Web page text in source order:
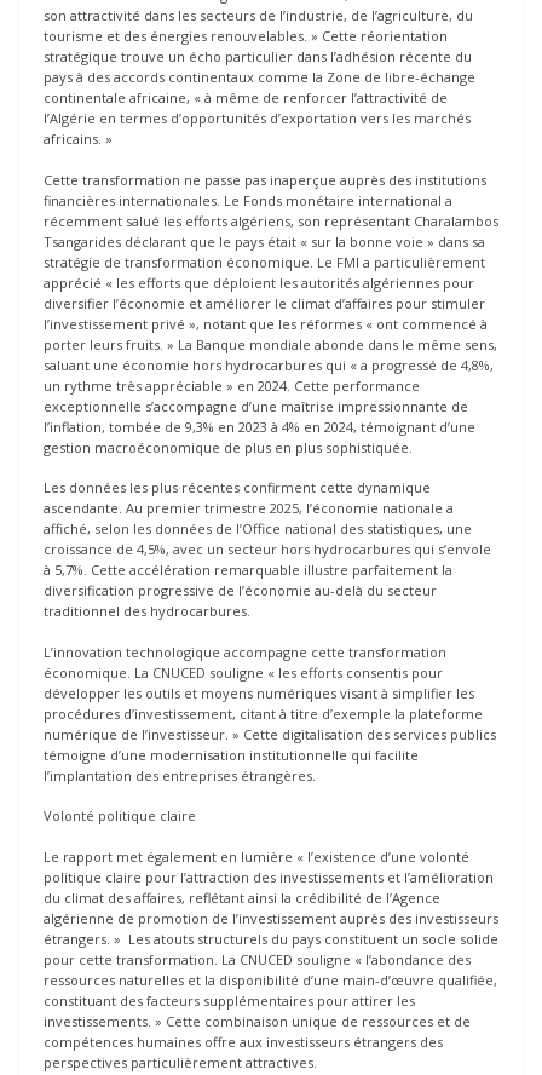
son attractivité dans les secteurs de l’industrie, de l’agriculture, du
tourisme et des énergies renouvelables. » Cette réorientation
stratégique trouve un écho particulier dans l’adhésion récente du
pays à des accords continentaux comme la Zone de libre-échange
continentale africaine, « à même de renforcer l’attractivité de
l’Algérie en termes d’opportunités d’exportation vers les marchés
africains. »
Cette transformation ne passe pas inaperçue auprès des institutions
financières internationales. Le Fonds monétaire international a
récemment salué les efforts algériens, son représentant Charalambos
Tsangarides déclarant que le pays était « sur la bonne voie » dans sa
stratégie de transformation économique. Le FMI a particulièrement
apprécié « les efforts que déploient les autorités algériennes pour
diversifier l’économie et améliorer le climat d’affaires pour stimuler
l’investissement privé », notant que les réformes « ont commencé à
porter leurs fruits. » La Banque mondiale abonde dans le même sens,
saluant une économie hors hydrocarbures qui « a progressé de 4,8%,
un rythme très appréciable » en 2024. Cette performance
exceptionnelle s’accompagne d’une maîtrise impressionnante de
l’inflation, tombée de 9,3% en 2023 à 4% en 2024, témoignant d’une
gestion macroéconomique de plus en plus sophistiquée.
Les données les plus récentes confirment cette dynamique
ascendante. Au premier trimestre 2025, l’économie nationale a
affiché, selon les données de l’Office national des statistiques, une
croissance de 4,5%, avec un secteur hors hydrocarbures qui s’envole
à 5,7%. Cette accélération remarquable illustre parfaitement la
diversification progressive de l’économie au-delà du secteur
traditionnel des hydrocarbures.
L’innovation technologique accompagne cette transformation
économique. La CNUCED souligne « les efforts consentis pour
développer les outils et moyens numériques visant à simplifier les
procédures d’investissement, citant à titre d’exemple la plateforme
numérique de l’investisseur. » Cette digitalisation des services publics
témoigne d’une modernisation institutionnelle qui facilite
l’implantation des entreprises étrangères.
Volonté politique claire
Le rapport met également en lumière « l’existence d’une volonté
politique claire pour l’attraction des investissements et l’amélioration
du climat des affaires, reflétant ainsi la crédibilité de l’Agence
algérienne de promotion de l’investissement auprès des investisseurs
étrangers. » Les atouts structurels du pays constituent un socle solide
pour cette transformation. La CNUCED souligne « l’abondance des
ressources naturelles et la disponibilité d’une main-d’œuvre qualifiée,
constituant des facteurs supplémentaires pour attirer les
investissements. » Cette combinaison unique de ressources et de
compétences humaines offre aux investisseurs étrangers des
perspectives particulièrement attractives.